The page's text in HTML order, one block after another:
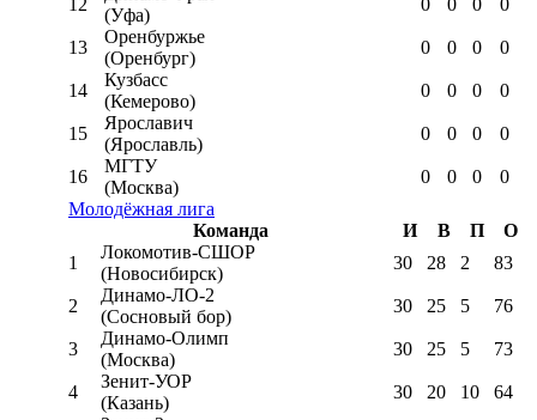
12
(Уфа)
0 0 0 0
13
Оренбуржье
(Оренбург)
0 0 0 0
14
Кузбасс
(Кемерово)
0 0 0 0
15
Ярославич
(Ярославль)
0 0 0 0
16
МГТУ
(Москва)
0 0 0
0
Молодёжная лига
Команда
И В П
О
1
Локомотив-CШОР
(Новосибирск)
30 28 2 83
2
Динамо-ЛО-2
(Сосновый бор)
30 25 5 76
3
Динамо-Олимп
(Москва)
30 25 5 73
4
Зенит-УОР
(Казань)
30 20 10 64